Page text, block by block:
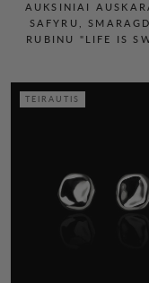
AUKSINIAI
SAFYRU,
RUBINU "LIFE IS
TEIRAUTIS